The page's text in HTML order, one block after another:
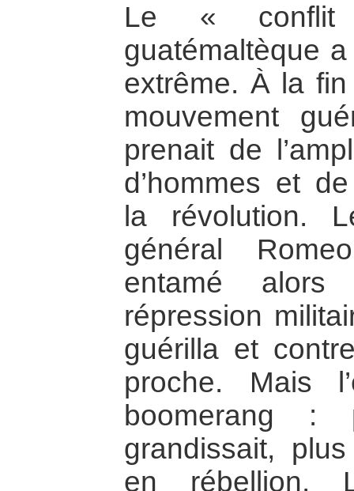
Le « conflit
guatémaltèque
extrême. À la
mouvement
prenait de
d’hommes et
la révolution.
général
entamé
répression
guérilla et
proche. Mais
boomerang :
grandissait,
en rébellion.